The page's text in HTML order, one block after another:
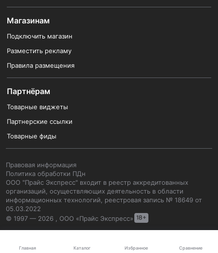
Главная Каталог Избранное Сравнение
Магазинам
Подключить магазин
Разместить рекламу
Правила размещения
Партнёрам
Товарные виджеты
Партнерские ссылки
Товарные фиды
Правовая информация
Политика обработки ПДн
ООО "Прайс Экспресс" входит в реестр аккредитованных
организаций, осуществляющих деятельность в области
информационных технологий, реестровая запись № 18649 от
05.03.2022
© 1997 — 2026 , ООО «Прайс Экспресс»